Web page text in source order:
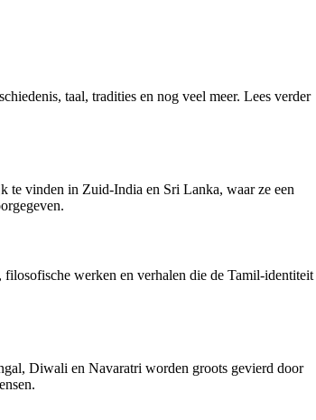
taal, tradities en nog veel meer. Lees verder
te vinden in Zuid-India en Sri Lanka, waar ze een
filosofische werken en verhalen die de Tamil-identiteit
Diwali en Navaratri worden groots gevierd door